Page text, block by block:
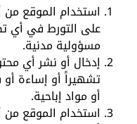
استخدام الموقع من
على التورط في أي
مسؤولية مدنية.
إدخال أو نشر أي
تشهيراً أو إساءة
أو مواد إباحية.
استخدام الموقع